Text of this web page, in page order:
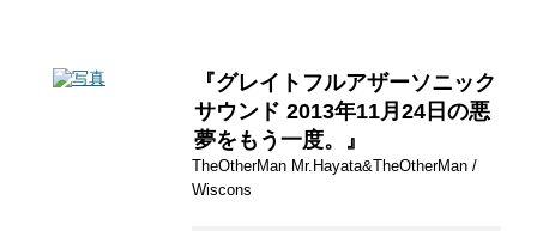
『グレイトフルアザーソニック
サウンド 2013年11月24日の悪
夢をもう一度。』
TheOtherMan Mr.Hayata&TheOtherMan /
Wiscons